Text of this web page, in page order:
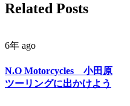
Related Posts
6年 ago
N.O Motorcycles 小田原
ツーリングに出かけよう